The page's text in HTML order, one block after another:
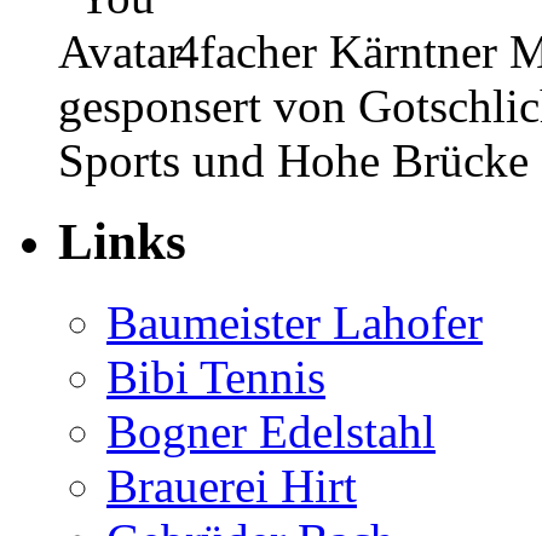
4facher Kärntner
gesponsert von
Sports und Hohe
Links
Baumeister Lahofer
Bibi Tennis
Bogner Edelstahl
Brauerei Hirt